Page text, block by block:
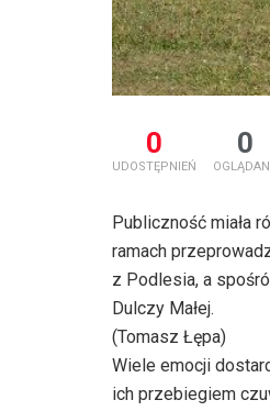
0
UDOSTĘPNIEŃ
0
Publiczność miała
ramach
z Podlesia, a
Dulczy Małej.
(Tomasz Łępa)
Wiele emocji
ich przebiegiem